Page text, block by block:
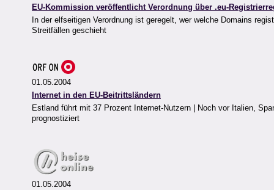
EU-Kommission veröffentlicht Verordnung über .eu-
In der elfseitigen Verordnung ist geregelt, wer welche Domains
Streitfällen geschieht
01.05.2004
Internet in den EU-Beitrittsländern
Estland führt mit 37 Prozent Internet-Nutzern | Noch vor Italien,
prognostiziert
01.05.2004